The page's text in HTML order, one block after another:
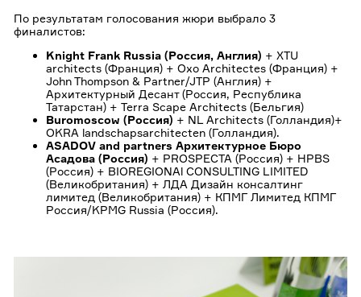
По результатам голосования жюри выбрало 3
финалистов:
Knight Frank Russia (Россия, Англия) + XTU
architects (Франция) + Oxo Architectes (Франция) +
John Thompson & Partner/JTP (Англия) +
Архитектурный Десант (Россия, Республика
Татарстан) + Terra Scape Architects (Бельгия)
Buromoscow (Россия) + NL Architects (Голландия)+
OKRA landschapsarchitecten (Голландия).
ASADOV and partners Архитектурное Бюро
Асадова (Россия) + PROSPECTA (Россия) + HPBS
(Россия) + BIOREGIONAl CONSULTING LIMITED
(Великобритания) + ЛДА Дизайн консалтинг
лимитед (Великобритания) + КПМГ Лимитед КПМГ
Россия/KPMG Russia (Россия).